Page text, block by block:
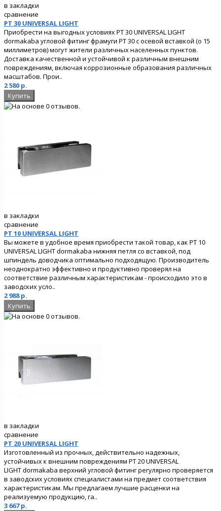
в закладки
сравнение
PT 30 UNIVERSAL LIGHT
Приобрести на выгодных условиях PT 30 UNIVERSAL LIGHT
dormakaba угловой фитинг фрамуги PT 30 с осевой вставкой (o 15
миллиметров) могут жители различных населенных пунктов.
Доставка качественной и устойчивой к различным внешним
повреждениям, включая коррозионные образования различных
масштабов. Прои..
2 580 р.
в закладки
сравнение
PT 10 UNIVERSAL LIGHT
Вы можете в удобное время приобрести такой товар, как PT 10
UNIVERSAL LIGHT dormakaba нижняя петля со вставкой, под
шпиндель доводчика оптимально подходящую. Производитель
неоднократно эффективно и продуктивно проверял на
соответствие различным характеристикам - происходило это в
заводских усло..
2 988 р.
в закладки
сравнение
PT 20 UNIVERSAL LIGHT
Изготовленный из прочных, действительно надежных,
устойчивых к внешним повреждениям PT 20 UNIVERSAL
LIGHT dormakaba верхний угловой фитинг регулярно проверяется
в заводских условиях специалистами на предмет соответствия
характеристикам. Мы предлагаем лучшие расценки на
реализуемую продукцию, га..
3 667 р.